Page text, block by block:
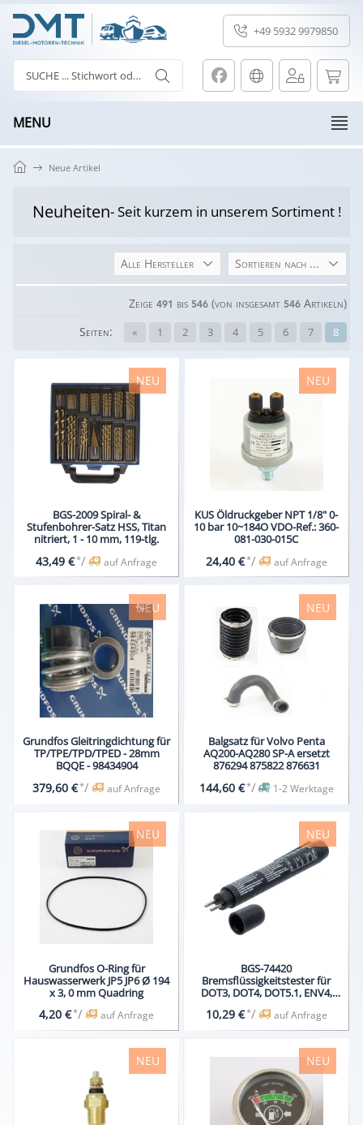
+49 5932 9979850
MENU
Neue Artikel
Neuheiten- Seit kurzem in unserem Sortiment !
Alle Hersteller Sortieren nach ...
Zeige 491 bis 546(von insgesamt 546Artikeln)
« 1 2 3 4 5 6 7 8
Seiten:
BGS-2009 Spiral- &
Stufenbohrer-Satz HSS, Titan
nitriert, 1 - 10 mm, 119-tlg.
43,49 €*/ auf Anfrage
NEU
KUS Öldruckgeber NPT 1/8" 0-
10 bar 10~184O VDO-Ref.: 360-
081-030-015C
24,40 €*/ auf Anfrage
NEU
Grundfos Gleitringdichtung für
TP/TPE/TPD/TPED - 28mm
BQQE - 98434904
379,60 €*/ auf Anfrage
NEU
Balgsatz für Volvo Penta
AQ200-AQ280 SP-A ersetzt
876294 875822 876631
144,60 €*/ 1-2 Werktage
NEU
Grundfos O-Ring für
Hauswasserwerk JP5 JP6 Ø 194
x 3, 0 mm Quadring
4,20 €*/ auf Anfrage
NEU
BGS-74420
Bremsflüssigkeitstester für
DOT3, DOT4, DOT5.1, ENV4,
10,29 €*/ auf Anfrage
NEU
NEU NEU